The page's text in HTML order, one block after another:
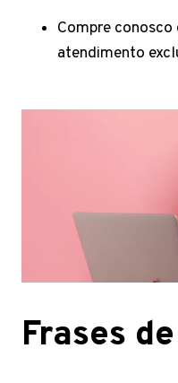
Compre
atendimento
Frases